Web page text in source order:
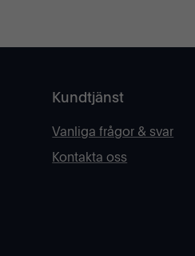
Kundtjänst
Vanliga frågor & svar
Kontakta oss